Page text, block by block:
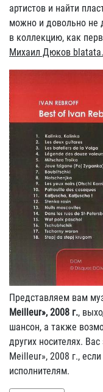
артистов и найти
можно и довольно не
в коллекцию, как
Михаил Дюков
Представляем вам
Meilleur», 2008 г.,
шансон, а также
других носителях.
Meilleur», 2008 г.,
исполнителям.